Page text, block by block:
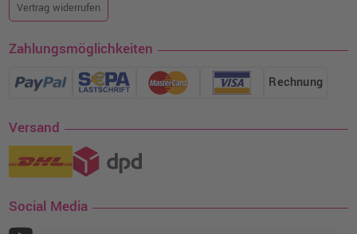
Vertrag widerrufen
Zahlungsmöglichkeiten
Rechnung
Versand
Social Media